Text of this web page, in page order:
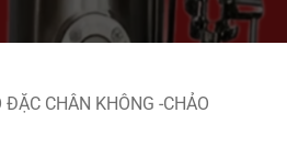
ĐẶC CHÂN KHÔNG -CHẢO